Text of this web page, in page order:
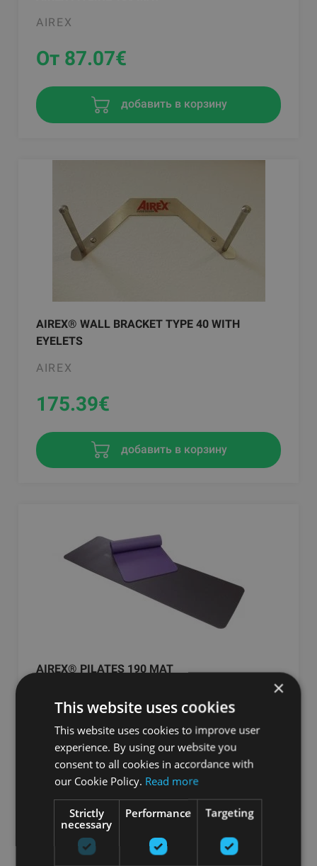
AIREX
От 87.07€
добавить в корзину
AIREX® WALL BRACKET TYPE 40 WITH
EYELETS
AIREX
175.39€
добавить в корзину
AIREX® PILATES 190 MAT
От 108.84€
добавить в корзину
×
This website uses cookies
This website uses cookies to improve user
experience. By using our website you
consent to all cookies in accordance with
our Cookie Policy. Read more
Strictly
necessary
Performance Targeting